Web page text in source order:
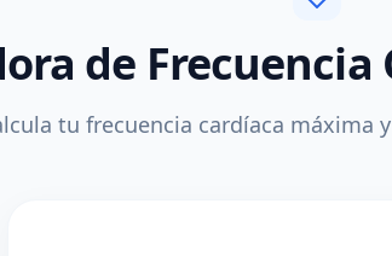
de Frecuencia
tu frecuencia cardíaca máxima